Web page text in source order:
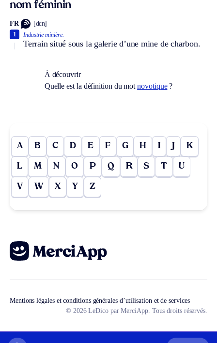
nom féminin
FR [dɛn]
Industrie minière.
Terrain situé sous la galerie d’une mine de charbon.
1
À découvrir
Quelle est la définition du motnovotique?
A B C D E F G H I J K
L M N O P Q R S T U
V W X Y Z
Mentions légales et conditions générales d’utilisation et de services
© 2026 LeDico par MerciApp. Tous droits réservés.